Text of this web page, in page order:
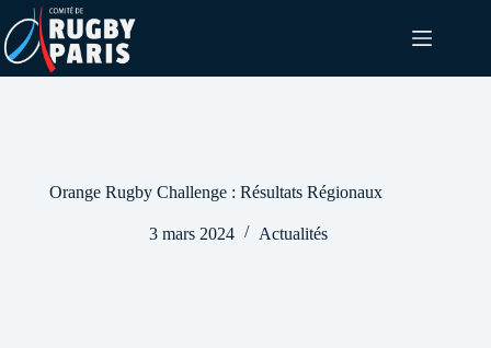
Passer
au
contenu
Orange Rugby Challenge : Résultats Régionaux
3 mars 2024 Actualités